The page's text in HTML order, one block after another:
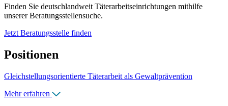
Finden Sie deutschlandweit Täterarbeitseinrichtungen mithilfe
unserer Beratungsstellensuche.
Jetzt Beratungsstelle finden
Positionen
Gleichstellungsorientierte Täterarbeit als Gewaltprävention
Mehr erfahren